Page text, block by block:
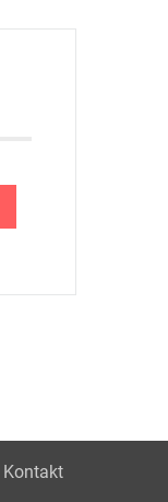
Kontakt